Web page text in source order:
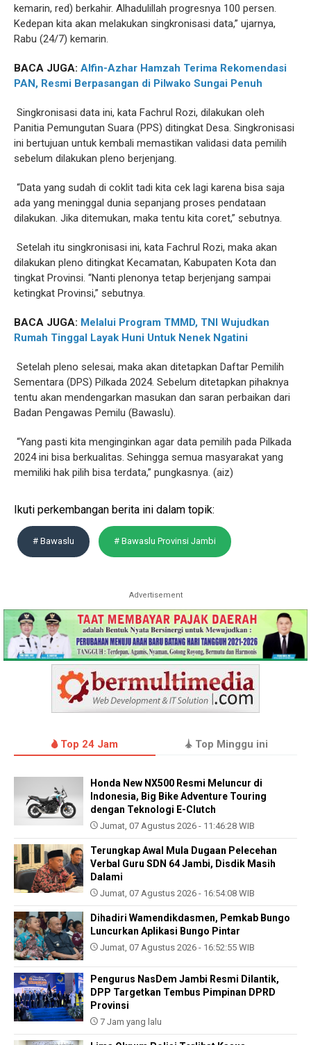
kemarin, red) berkahir. Alhadulillah progresnya 100 persen.
Kedepan kita akan melakukan singkronisasi data,” ujarnya,
Rabu (24/7) kemarin.
BACA JUGA: Alfin-Azhar Hamzah Terima Rekomendasi
PAN, Resmi Berpasangan di Pilwako Sungai Penuh
Singkronisasi data ini, kata Fachrul Rozi, dilakukan oleh
Panitia Pemungutan Suara (PPS) ditingkat Desa. Singkronisasi
ini bertujuan untuk kembali memastikan validasi data pemilih
sebelum dilakukan pleno berjenjang.
“Data yang sudah di coklit tadi kita cek lagi karena bisa saja
ada yang meninggal dunia sepanjang proses pendataan
dilakukan. Jika ditemukan, maka tentu kita coret,” sebutnya.
Setelah itu singkronisasi ini, kata Fachrul Rozi, maka akan
dilakukan pleno ditingkat Kecamatan, Kabupaten Kota dan
tingkat Provinsi. “Nanti plenonya tetap berjenjang sampai
ketingkat Provinsi,” sebutnya.
BACA JUGA: Melalui Program TMMD, TNI Wujudkan
Rumah Tinggal Layak Huni Untuk Nenek Ngatini
Setelah pleno selesai, maka akan ditetapkan Daftar Pemilih
Sementara (DPS) Pilkada 2024. Sebelum ditetapkan pihaknya
tentu akan mendengarkan masukan dan saran perbaikan dari
Badan Pengawas Pemilu (Bawaslu).
“Yang pasti kita menginginkan agar data pemilih pada Pilkada
2024 ini bisa berkualitas. Sehingga semua masyarakat yang
memiliki hak pilih bisa terdata,” pungkasnya. (aiz)
Ikuti perkembangan berita ini dalam topik:
# Bawaslu # Bawaslu Provinsi Jambi
Advertisement
Top 24 Jam Top Minggu ini
Honda New NX500 Resmi Meluncur di
Indonesia, Big Bike Adventure Touring
dengan Teknologi E-Clutch
Jumat, 07 Agustus 2026 - 11:46:28 WIB
Terungkap Awal Mula Dugaan Pelecehan
Verbal Guru SDN 64 Jambi, Disdik Masih
Dalami
Jumat, 07 Agustus 2026 - 16:54:08 WIB
Dihadiri Wamendikdasmen, Pemkab Bungo
Luncurkan Aplikasi Bungo Pintar
Jumat, 07 Agustus 2026 - 16:52:55 WIB
Pengurus NasDem Jambi Resmi Dilantik,
DPP Targetkan Tembus Pimpinan DPRD
Provinsi
7 Jam yang lalu